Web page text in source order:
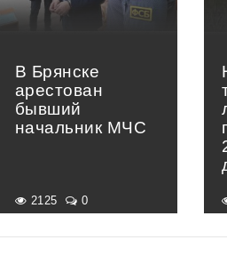
В Брянске
арестован
бывший
начальник МЧС
2125 0